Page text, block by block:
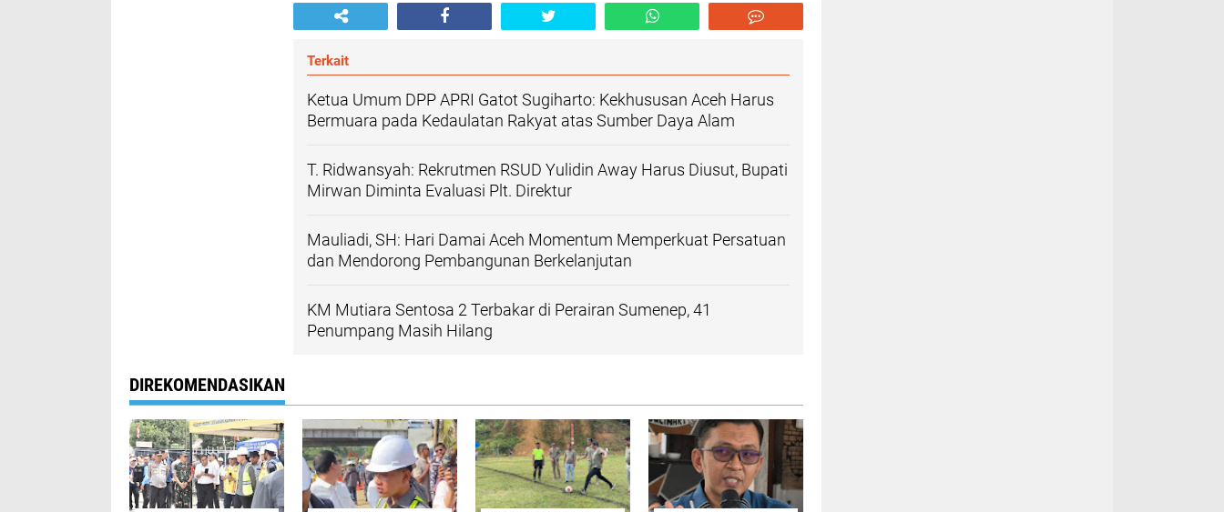
Terkait
Ketua Umum DPP APRI Gatot Sugiharto: Kekhususan Aceh Harus
Bermuara pada Kedaulatan Rakyat atas Sumber Daya Alam
T. Ridwansyah: Rekrutmen RSUD Yulidin Away Harus Diusut, Bupati
Mirwan Diminta Evaluasi Plt. Direktur
Mauliadi, SH: Hari Damai Aceh Momentum Memperkuat Persatuan
dan Mendorong Pembangunan Berkelanjutan
KM Mutiara Sentosa 2 Terbakar di Perairan Sumenep, 41
Penumpang Masih Hilang
DIREKOMENDASIKAN